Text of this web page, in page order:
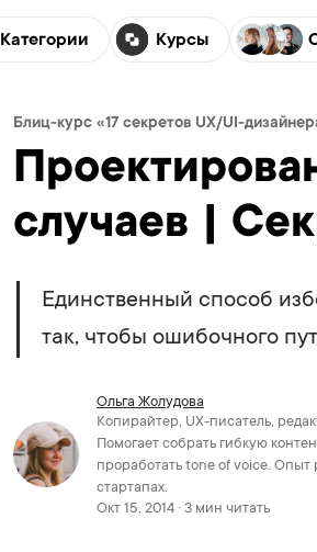
Категории Курсы
Блиц-курс «17 cекретов UX/UI-
случаев |
Единственный способ
так, чтобы ошибочного
Ольга Жолудова
Копирайтер, UX-писатель,
Помогает собрать гибкую
проработать tone of voice.
стартапах.
Окт 15, 2014 · 3 мин читать